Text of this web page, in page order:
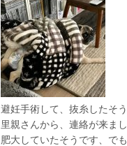
避妊手術して、抜糸したそう
里親さんから、連絡が来ま
肥大していたそうです、で